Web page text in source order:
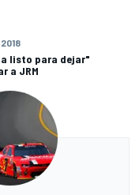
listo para dejar"
a JRM